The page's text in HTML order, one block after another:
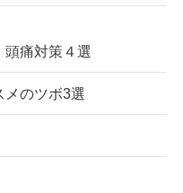
頭痛対策４選
メのツボ3選